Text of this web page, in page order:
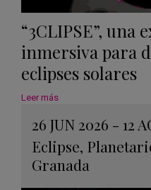
“3CLIPSE”, una
inmersiva para
eclipses solares
Leer más
26 JUN 2026 - 12
Eclipse,
Granada